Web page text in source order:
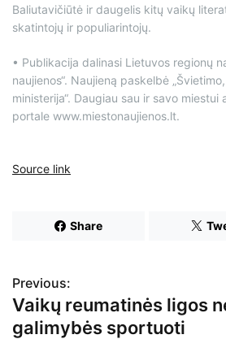
Baliutavičiūtė ir daugelis kitų vaikų
skatintojų ir populiarintojų.
• Publikacija dalinasi Lietuvos regionų
naujienos“. Naujieną paskelbė
ministerija“. Daugiau sau ir savo miestui
portale www.miestonaujienos.lt.
Source link
Share
N
Previous:
Vaikų reumatinės ligos
galimybės sportuoti